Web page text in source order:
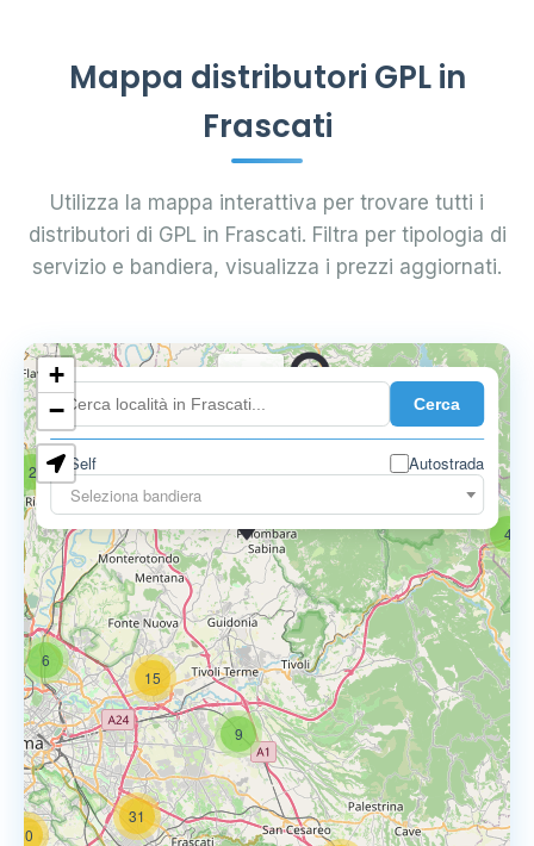
Mappa distributori GPL in
Frascati
Utilizza la mappa interattiva per trovare tutti i
distributori di GPL in Frascati. Filtra per tipologia di
servizio e bandiera, visualizza i prezzi aggiornati.
Cerca
Self
Autostrada
Seleziona bandiera
2
17
6
20
15
9
31
4
+
−